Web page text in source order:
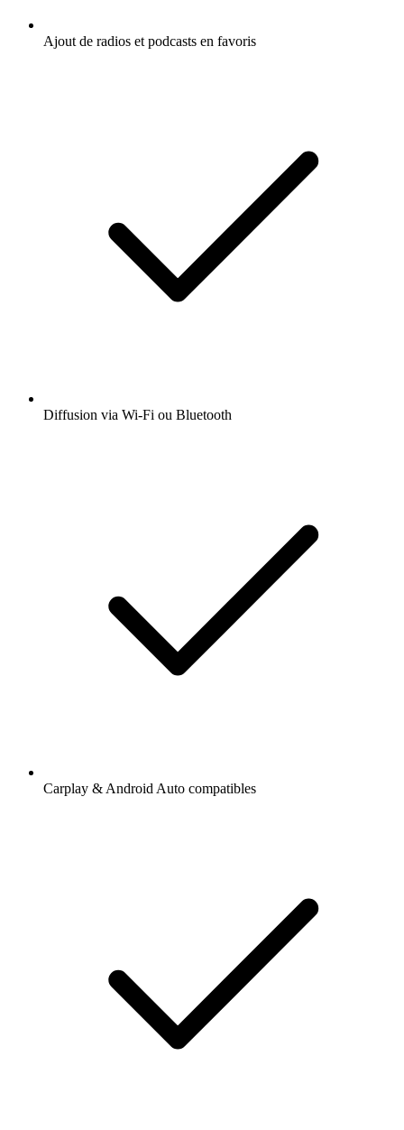
Ajout de radios et podcasts en favoris
Diffusion via Wi-Fi ou Bluetooth
Carplay & Android Auto compatibles